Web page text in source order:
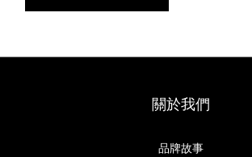
關於我們
品牌故事